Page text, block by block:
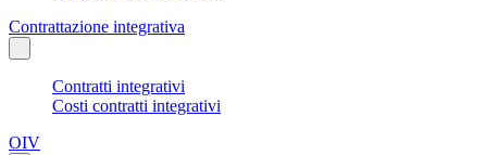
Contrattazione integrativa
Contratti integrativi
Costi contratti integrativi
OIV